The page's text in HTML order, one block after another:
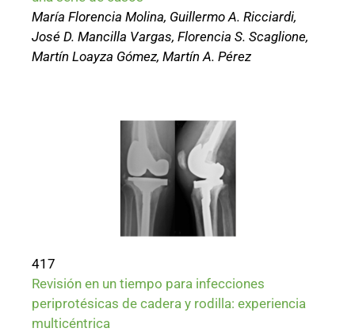
María Florencia Molina, Guillermo A. Ricciardi,
José D. Mancilla Vargas, Florencia S. Scaglione,
Martín Loayza Gómez, Martín A. Pérez
417
Revisión en un tiempo para infecciones
periprotésicas de cadera y rodilla: experiencia
multicéntrica